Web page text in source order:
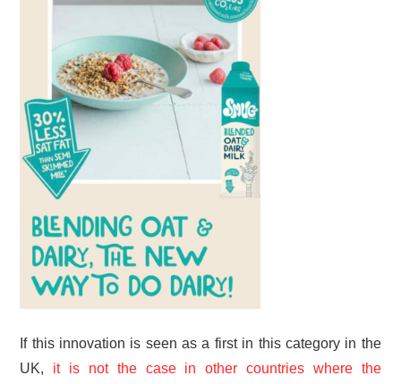
If this innovation is seen as a first in this category in the
UK, it is not the case in other countries where the